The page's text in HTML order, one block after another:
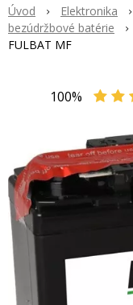
Úvod Elektronika
bezúdržbové batérie
FULBAT MF
100%